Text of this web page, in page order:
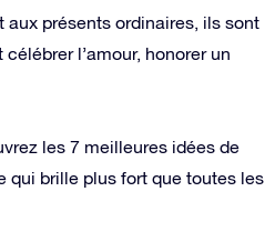
présents ordinaires, ils sont
l’amour, honorer un
les 7 meilleures idées de
qui brille plus fort que toutes les